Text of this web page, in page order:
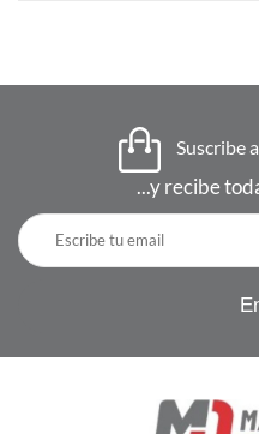
Suscribe
...y recibe